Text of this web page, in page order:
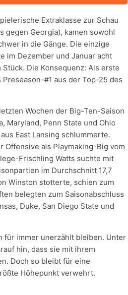
Extraklasse zur Schau
gegen Georgia), kamen sowohl
in die Gänge. Die einzige
im Dezember und Januar acht
Die Konsequenz: Als erste
#1 aus der Top-25 des
Wochen der Big-Ten-Saison
Maryland, Penn State und Ohio
East Lansing schlummerte.
Offensive als Playmaking-Big vom
Frischling Watts suchte mit
im Durchschnitt 17,7
Winston stotterte, schien zum
belegten zum Saisonabschluss
Duke, San Diego State und
für immer unerzählt bleiben. Unter
hin, dass sie mit ihrem
Doch so bleibt für eine
Höhepunkt verwehrt.